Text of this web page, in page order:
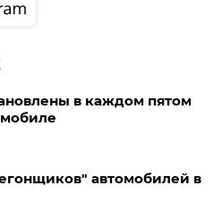
в каждом пятом
автомобилей в